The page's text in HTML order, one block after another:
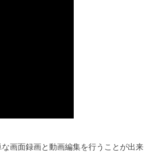
画面録画と動画編集を行うことが出来